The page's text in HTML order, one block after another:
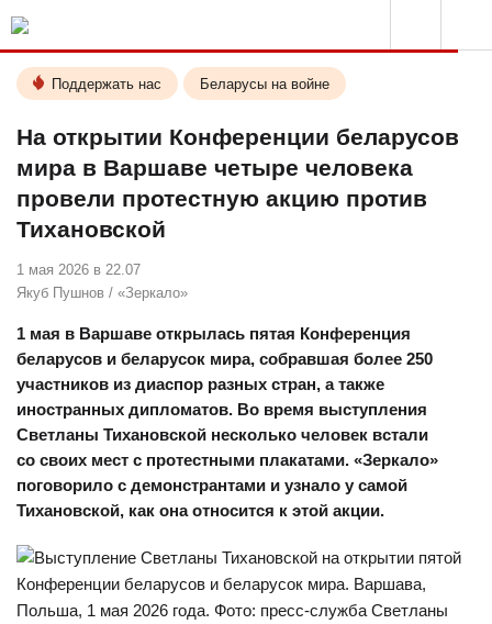
Поддержать нас Беларусы на войне
На открытии Конференции беларусов
мира в Варшаве четыре человека
провели протестную акцию против
Тихановской
1 мая 2026 в 22.07
Якуб Пушнов / «Зеркало»
1 мая в Варшаве открылась пятая Конференция
беларусов и беларусок мира, собравшая более 250
участников из диаспор разных стран, а также
иностранных дипломатов. Во время выступления
Светланы Тихановской несколько человек встали
со своих мест с протестными плакатами. «Зеркало»
поговорило с демонстрантами и узнало у самой
Тихановской, как она относится к этой акции.